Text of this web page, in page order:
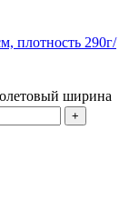
плотность 290г/
ширина